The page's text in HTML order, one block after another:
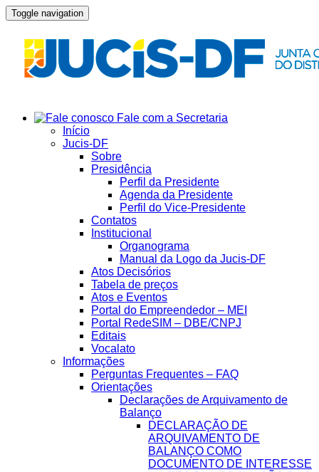
Toggle navigation
Fale com a Secretaria
Início
Jucis-DF
Sobre
Presidência
Perfil da Presidente
Agenda da Presidente
Perfil do Vice-Presidente
Contatos
Institucional
Organograma
Manual da Logo da Jucis-DF
Atos Decisórios
Tabela de preços
Atos e Eventos
Portal do Empreendedor – MEI
Portal RedeSIM – DBE/CNPJ
Editais
Vocalato
Informações
Perguntas Frequentes – FAQ
Orientações
Declarações de Arquivamento de
Balanço
DECLARAÇÃO DE
ARQUIVAMENTO DE
BALANÇO COMO
DOCUMENTO DE INTERESSE